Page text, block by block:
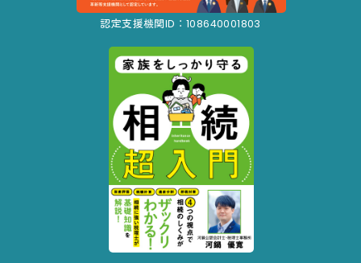
認定支援機関ID：108640001803